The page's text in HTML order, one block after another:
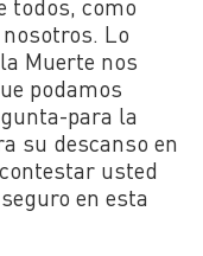
todos, como
Lo
Muerte nos
podamos
para la
su descanso en
usted
en esta